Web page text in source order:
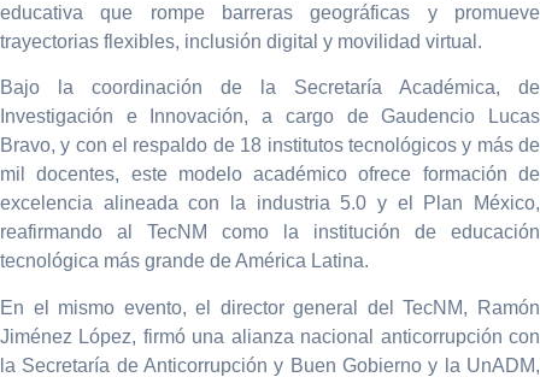
educativa que rompe barreras geográficas y promueve
trayectorias flexibles, inclusión digital y movilidad virtual.
Bajo la coordinación de la Secretaría Académica, de
Investigación e Innovación, a cargo de Gaudencio Lucas
Bravo, y con el respaldo de 18 institutos tecnológicos y más de
mil docentes, este modelo académico ofrece formación de
excelencia alineada con la industria 5.0 y el Plan México,
reafirmando al TecNM como la institución de educación
tecnológica más grande de América Latina.
En el mismo evento, el director general del TecNM, Ramón
Jiménez López, firmó una alianza nacional anticorrupción con
la Secretaría de Anticorrupción y Buen Gobierno y la UnADM,